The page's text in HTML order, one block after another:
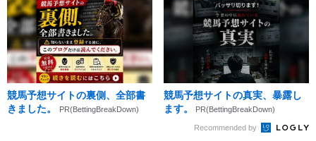
競馬予想サイトの裏側、全部書
きました。
PR(BettingBreakDown)
競馬予想サイトの真実、暴露し
ます。
PR(BettingBreakDown)
Recommended by